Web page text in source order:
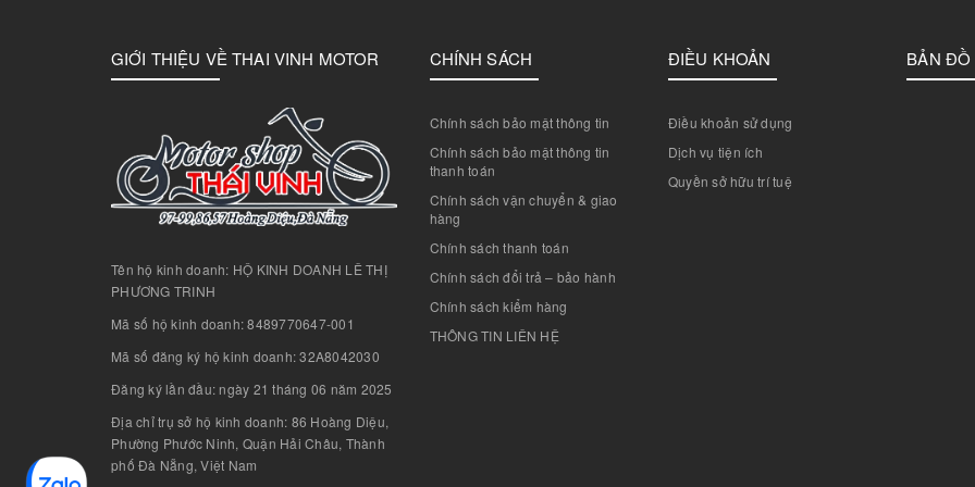
GIỚI THIỆU VỀ THAI VINH MOTOR
Tên hộ kinh doanh: HỘ KINH DOANH LÊ THỊ
PHƯƠNG TRINH
Mã số hộ kinh doanh: 8489770647-001
Mã số đăng ký hộ kinh doanh: 32A8042030
Đăng ký lần đầu: ngày 21 tháng 06 năm 2025
Địa chỉ trụ sở hộ kinh doanh: 86 Hoàng Diệu,
Phường Phước Ninh, Quận Hải Châu, Thành
phố Đà Nẵng, Việt Nam
CHÍNH SÁCH
Chính sách bảo mật thông tin
Chính sách bảo mật thông tin
thanh toán
Chính sách vận chuyển & giao
hàng
Chính sách thanh toán
Chính sách đổi trả – bảo hành
Chính sách kiểm hàng
THÔNG TIN LIÊN HỆ
ĐIỀU KHOẢN
Điều khoản sử dụng
Dịch vụ tiện ích
Quyền sở hữu trí tuệ
BẢN ĐỒ